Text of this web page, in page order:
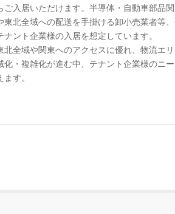
ご入居いただけます。半導体・自動車部品
東北全域への配送を手掛ける卸小売業者等
ナント企業様の入居を想定しています。
全域や関東へのアクセスに優れ、物流エ
化・複雑化が進む中、テナント企業様のニ
ます。